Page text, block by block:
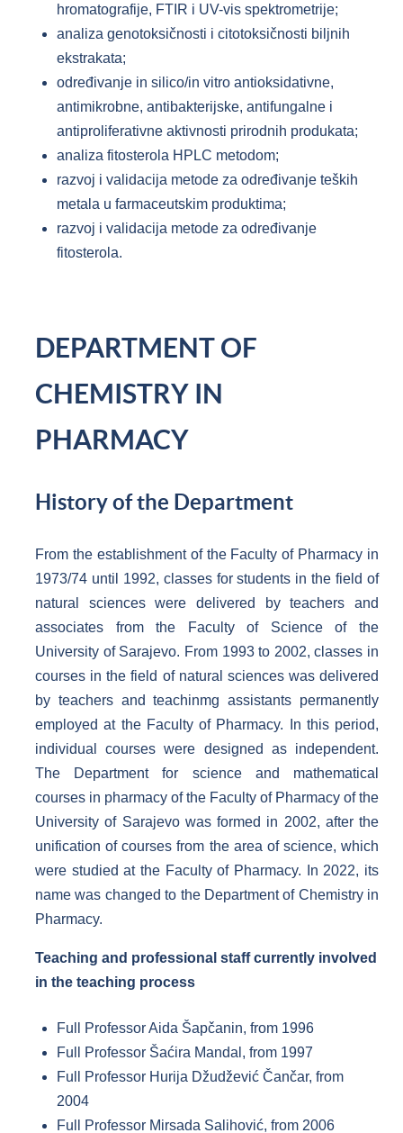
hromatografije, FTIR i UV-vis spektrometrije;
analiza genotoksičnosti i citotoksičnosti biljnih
ekstrakata;
određivanje in silico/in vitro antioksidativne,
antimikrobne, antibakterijske, antifungalne i
antiproliferativne aktivnosti prirodnih produkata;
analiza fitosterola HPLC metodom;
razvoj i validacija metode za određivanje teških
metala u farmaceutskim produktima;
razvoj i validacija metode za određivanje
fitosterola.
DEPARTMENT OF
CHEMISTRY IN
PHARMACY
History of the Department
From the establishment of the Faculty of Pharmacy in
1973/74 until 1992, classes for students in the field of
natural sciences were delivered by teachers and
associates from the Faculty of Science of the
University of Sarajevo. From 1993 to 2002, classes in
courses in the field of natural sciences was delivered
by teachers and teachinmg assistants permanently
employed at the Faculty of Pharmacy. In this period,
individual courses were designed as independent.
The Department for science and mathematical
courses in pharmacy of the Faculty of Pharmacy of the
University of Sarajevo was formed in 2002, after the
unification of courses from the area of science, which
were studied at the Faculty of Pharmacy. In 2022, its
name was changed to the Department of Chemistry in
Pharmacy.
Teaching and professional staff currently involved
in the teaching process
Full Professor Aida Šapčanin, from 1996
Full Professor Šaćira Mandal, from 1997
Full Professor Hurija Džudžević Čančar, from
2004
Full Professor Mirsada Salihović, from 2006